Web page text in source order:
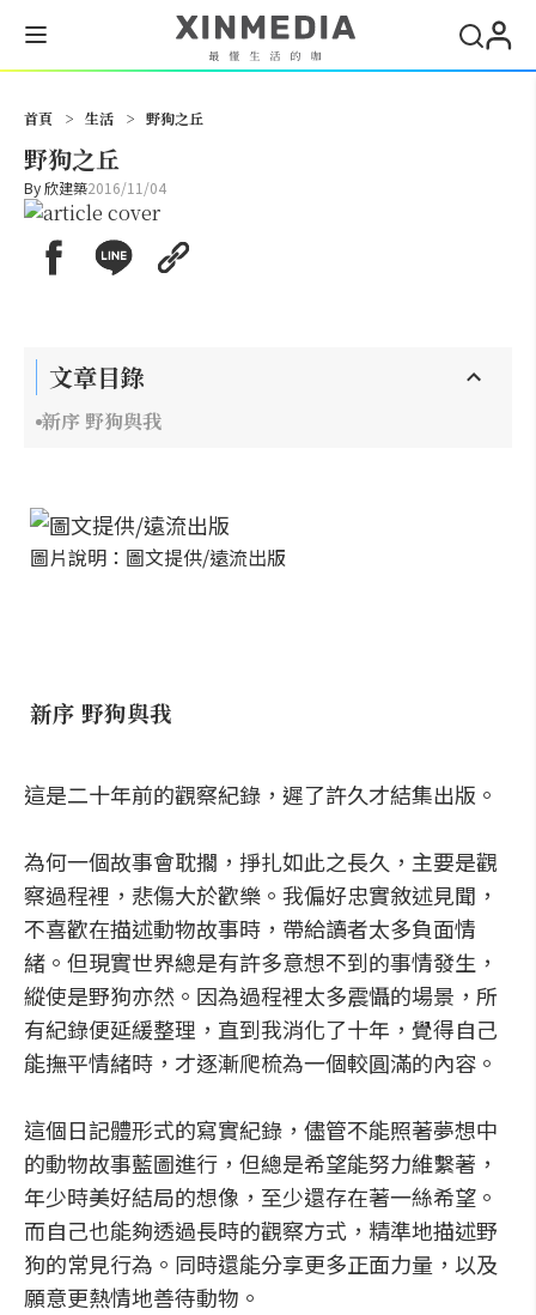
首頁 > 生活 > 野狗之丘
野狗之丘
By欣建築2016/11/04
文章目錄
新序 野狗與我
圖片說明：圖文提供/遠流出版
新序 野狗與我
這是二十年前的觀察紀錄，遲了許久才結集出版。
為何一個故事會耽擱，掙扎如此之長久，主要是觀
察過程裡，悲傷大於歡樂。我偏好忠實敘述見聞，
不喜歡在描述動物故事時，帶給讀者太多負面情
緒。但現實世界總是有許多意想不到的事情發生，
縱使是野狗亦然。因為過程裡太多震懾的場景，所
有紀錄便延緩整理，直到我消化了十年，覺得自己
能撫平情緒時，才逐漸爬梳為一個較圓滿的內容。
這個日記體形式的寫實紀錄，儘管不能照著夢想中
的動物故事藍圖進行，但總是希望能努力維繫著，
年少時美好結局的想像，至少還存在著一絲希望。
而自己也能夠透過長時的觀察方式，精準地描述野
狗的常見行為。同時還能分享更多正面力量，以及
願意更熱情地善待動物。